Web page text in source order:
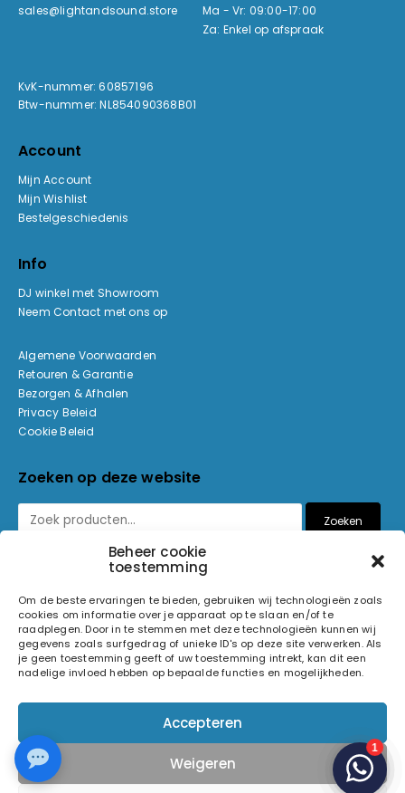
Beheer cookie
toestemming
Om de beste ervaringen te bieden, gebruiken wij technologieën zoals
cookies om informatie over je apparaat op te slaan en/of te
raadplegen. Door in te stemmen met deze technologieën kunnen wij
gegevens zoals surfgedrag of unieke ID's op deze site verwerken. Als
je geen toestemming geeft of uw toestemming intrekt, kan dit een
nadelige invloed hebben op bepaalde functies en mogelijkheden.
Accepteren
Weigeren
sales@lightandsound.store
Ma - Vr: 09:00-17:00
Za: Enkel op afspraak
KvK-nummer: 60857196
Btw-nummer: NL854090368B01
Account
Mijn Account
Mijn Wishlist
Bestelgeschiedenis
Info
DJ winkel met Showroom
Neem Contact met ons op
Algemene Voorwaarden
Retouren & Garantie
Bezorgen & Afhalen
Privacy Beleid
Cookie Beleid
Zoeken op deze website
Zoeken
© 2026 Light and Sound Factory. Alle rechten voorbehouden.
Volg ons op